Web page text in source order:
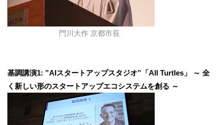
門川大作 京都市長
基調講演1: ”AIスタートアップスタジオ”「All Turtles」 ～ 全
く新しい形のスタートアップエコシステムを創る ～